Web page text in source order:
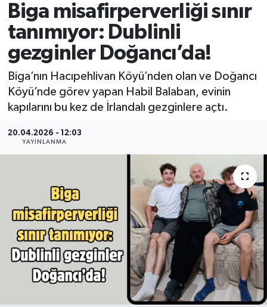
Biga misafirperverliği sınır
tanımıyor: Dublinli
gezginler Doğancı’da!
Biga’nın Hacıpehlivan Köyü’nden olan ve Doğancı
Köyü’nde görev yapan Habil Balaban, evinin
kapılarını bu kez de İrlandalı gezginlere açtı.
20.04.2026 - 12:03
YAYINLANMA
Dünya
Eğitim
Ekonomi
Genel
Gündem
İlan
Kültür Sanat
Magazin
Son Dakika Haberleri
Haber Arşivi